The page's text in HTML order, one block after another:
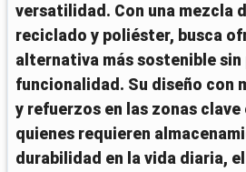
versatilidad. Con una mezcla
reciclado y poliéster, busca
alternativa más sostenible sin
funcionalidad. Su diseño con
y refuerzos en las zonas clave
quienes requieren
durabilidad en la vida diaria,